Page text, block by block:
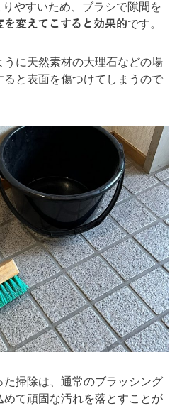
やすいため、ブラシで隙間を
を変えてこすると効果的です。
に天然素材の大理石などの場
と表面を傷つけてしまうので
掃除は、通常のブラッシング
て頑固な汚れを落とすことが